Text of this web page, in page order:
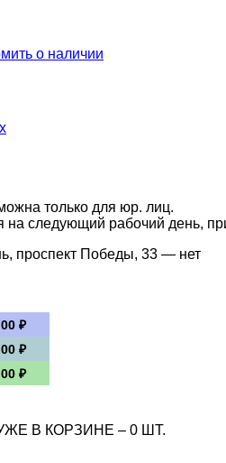
о наличии
только для юр. лиц.
на следующий рабочий день,
проспект Победы, 33 — нет
₽
₽
₽
В КОРЗИНЕ – 0 ШТ.